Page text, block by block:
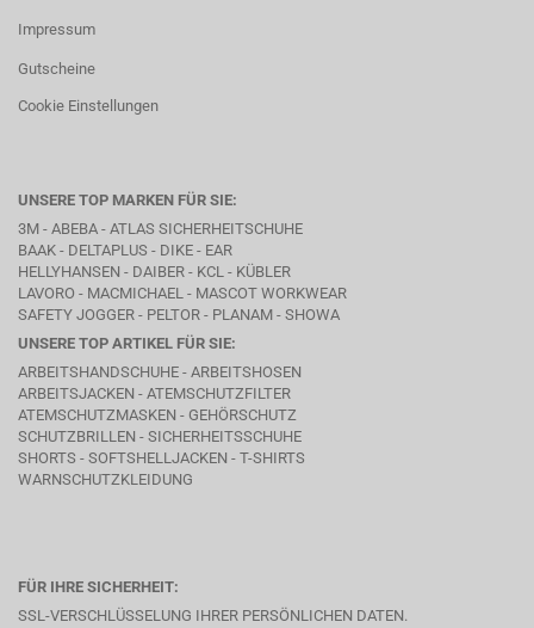
Impressum
Gutscheine
Cookie Einstellungen
UNSERE TOP MARKEN FÜR SIE:
3M - ABEBA - ATLAS SICHERHEITSCHUHE
BAAK - DELTAPLUS - DIKE - EAR
HELLYHANSEN - DAIBER - KCL - KÜBLER
LAVORO - MACMICHAEL - MASCOT WORKWEAR
SAFETY JOGGER - PELTOR - PLANAM - SHOWA
UNSERE TOP ARTIKEL FÜR SIE:
ARBEITSHANDSCHUHE - ARBEITSHOSEN
ARBEITSJACKEN - ATEMSCHUTZFILTER
ATEMSCHUTZMASKEN - GEHÖRSCHUTZ
SCHUTZBRILLEN - SICHERHEITSSCHUHE
SHORTS - SOFTSHELLJACKEN - T-SHIRTS
WARNSCHUTZKLEIDUNG
FÜR IHRE SICHERHEIT:
SSL-VERSCHLÜSSELUNG IHRER PERSÖNLICHEN DATEN.